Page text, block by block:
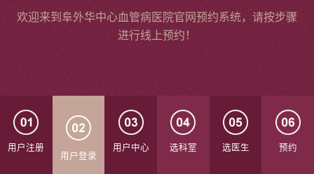
欢迎来到阜外华中心血管病医院官网预约系统，请按步骤
进行线上预约！
用户注册
用户登录
用户中心 选科室 选医生 预约